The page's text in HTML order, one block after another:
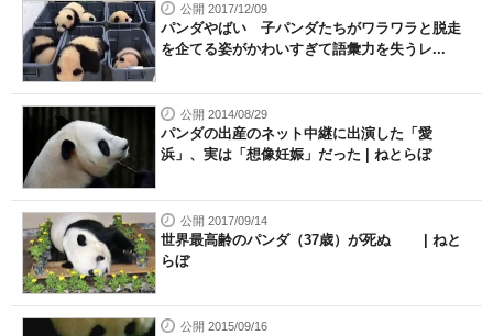
公開 2017/12/09
パンダやばい 子パンダたちがワラワラと脱走
を企てる姿がかわいすぎて語彙力を失うレ...
公開 2014/08/29
パンダの出産のネット中継に出演した「愛
浜」、実は「想像妊娠」だった | ねとらぼ
公開 2017/09/14
世界最高齢のパンダ（37歳）が死ぬ | ねと
らぼ
公開 2015/09/16